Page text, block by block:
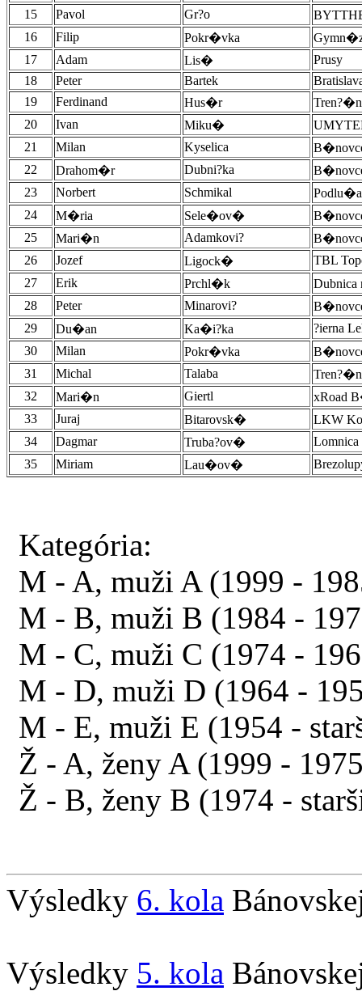
15
Pavol Gr?o
16
Filip Pokr�vka
17
Adam Lis�
Prusy
18
Peter Bartek
19
Ferdinand Hus�r
Tren?�n
20
Ivan Miku�
21
Milan Kyselica
22
Drahom�r Dubni?ka
23
Norbert Schmikal
24
M�ria Sele�ov�
25
Mari�n Adamkovi?
26
Jozef Ligock�
TBL
27
Erik Prchl�k
28
Peter Minarovi?
29
Du�an Ka�i?ka
?ierna
30
Milan Pokr�vka
31
Michal Talaba
Tren?�n
32
Mari�n Giertl
xRoad
33
Juraj Bitarovsk�
LKW
34
Dagmar Truba?ov�
Lomnica
35
Miriam Lau�ov�
Kategória:
M - A, muži A (1999 -
M - B, muži B (1984 -
M - C, muži C (1974 -
M - D, muži D (1964 -
M - E, muži E (1954 -
Ž - A, ženy A (1999 -
Ž - B, ženy B (1974 -
Výsledky 6. kola
Výsledky 5. kola